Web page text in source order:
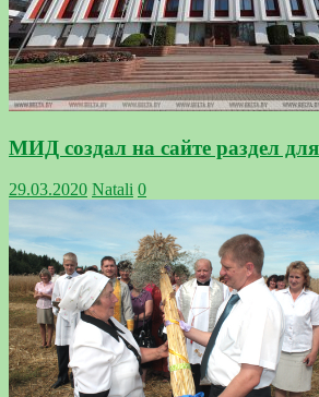
МИД создал на сайте раздел
29.03.2020 Natali 0